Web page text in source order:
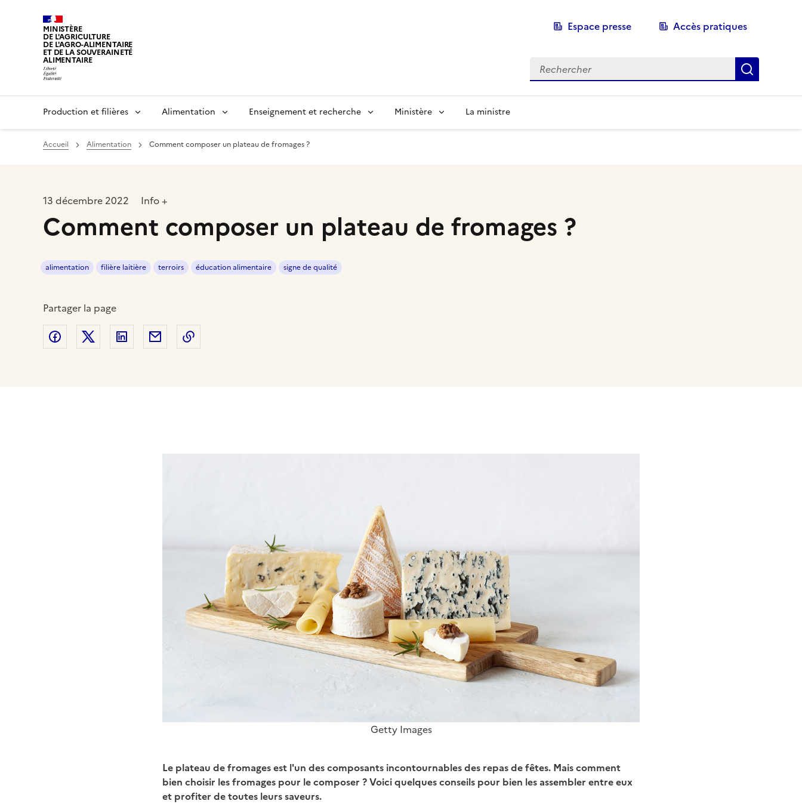
MINISTÈRE
DE L'AGRICULTURE
DE L'AGRO-ALIMENTAIRE
ET DE LA SOUVERAINETÉ
ALIMENTAIRE
Espace presse Accès pratiques
Recherche
Production et filières Alimentation Enseignement et recherche Ministère La ministre
Accueil Alimentation Comment composer un plateau de fromages ?
13 décembre 2022 Info +
Comment composer un plateau de fromages ?
alimentation filière laitière terroirs éducation alimentaire signe de qualité
Partager la page
Partager sur Facebook
Partager sur Twitter
Partager sur LinkedIn
Partager par email
Getty Images
Le plateau de fromages est l'un des composants incontournables des repas de fêtes. Mais comment
bien choisir les fromages pour le composer ? Voici quelques conseils pour bien les assembler entre eux
et profiter de toutes leurs saveurs.